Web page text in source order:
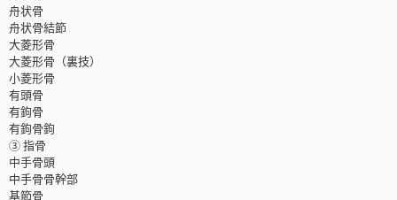
舟状骨
舟状骨結節
大菱形骨
大菱形骨（裏技）
小菱形骨
有頭骨
有鉤骨
有鉤骨鉤
③ 指骨
中手骨頭
中手骨骨幹部
基節骨